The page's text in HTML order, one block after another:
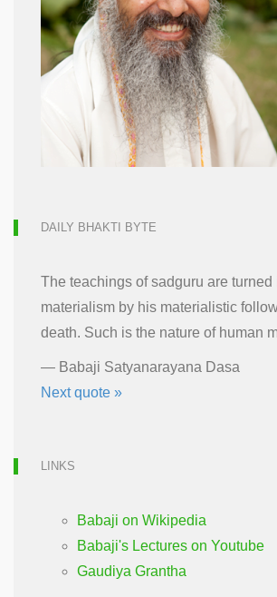
DAILY BHAKTI BYTE
The teachings of sadguru are turned
materialism by his materialistic
death. Such is the nature of human
— Babaji Satyanarayana Dasa
Next quote »
LINKS
Babaji on Wikipedia
Babaji's Lectures on Youtube
Gaudiya Grantha